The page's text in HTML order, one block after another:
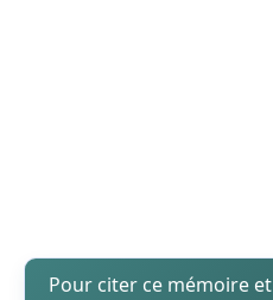
Pour citer ce mémoire